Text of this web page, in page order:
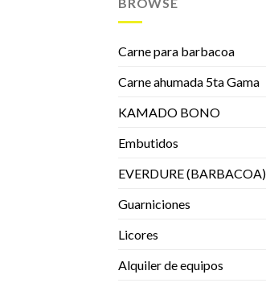
Carne para barbacoa
Carne ahumada 5ta Gama
KAMADO BONO
Embutidos
EVERDURE (BARBACOA)
Guarniciones
Licores
Alquiler de equipos